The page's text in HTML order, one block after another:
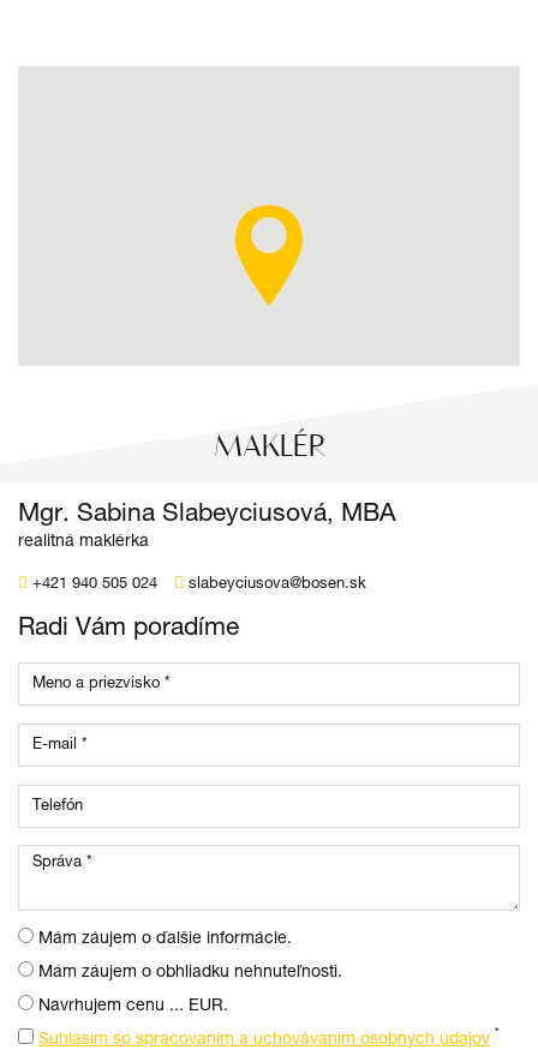
MAKLÉR
Mgr. Sabina Slabeyciusová, MBA
realitná maklérka
+421 940 505 024 slabeyciusova@bosen.sk
Radi Vám poradíme
Mám záujem o ďalšie informácie.
Mám záujem o obhliadku nehnuteľnosti.
Navrhujem cenu ... EUR.
Súhlasím so spracovaním a uchovávaním osobných údajov *